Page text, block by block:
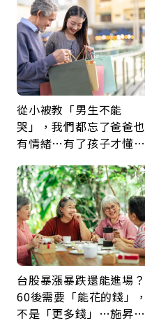
從小被教「男生不能
哭」，我們都忘了爸爸也
有情緒…有了孩子才懂：
久違的關心
台股暴漲暴跌還能進場？
60後需要「能花的錢」，
不是「更多錢」…施昇